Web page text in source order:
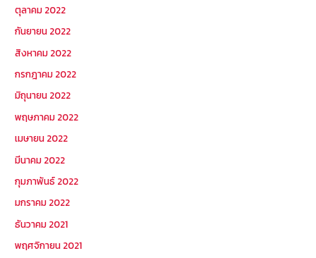
ตุลาคม 2022
กันยายน 2022
สิงหาคม 2022
กรกฎาคม 2022
มิถุนายน 2022
พฤษภาคม 2022
เมษายน 2022
มีนาคม 2022
กุมภาพันธ์ 2022
มกราคม 2022
ธันวาคม 2021
พฤศจิกายน 2021